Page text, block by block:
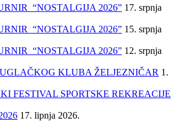
“NOSTALGIJA 2026” 17. srpnja
“NOSTALGIJA 2026” 15. srpnja
“NOSTALGIJA 2026” 12. srpnja
KLUBA ŽELJEZNIČAR 1.
FESTIVAL SPORTSKE REKREACIJE
17. lipnja 2026.